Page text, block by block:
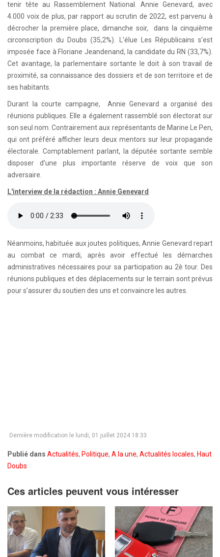
tenir tête au Rassemblement National. Annie Genevard, avec
4.000 voix de plus, par rapport au scrutin de 2022, est parvenu à
décrocher la première place, dimanche soir, dans la cinquième
circonscription du Doubs (35,2%). L’élue Les Républicains s’est
imposée face à Floriane Jeandenand, la candidate du RN (33,7%).
Cet avantage, la parlementaire sortante le doit à son travail de
proximité, sa connaissance des dossiers et de son territoire et de
ses habitants.
Durant la courte campagne, Annie Genevard a organisé des
réunions publiques. Elle a également rassemblé son électorat sur
son seul nom. Contrairement aux représentants de Marine Le Pen,
qui ont préféré afficher leurs deux mentors sur leur propagande
électorale. Comptablement parlant, la députée sortante semble
disposer d’une plus importante réserve de voix que son
adversaire.
L'interview de la rédaction : Annie Genevard
Néanmoins, habituée aux joutes politiques, Annie Genevard repart
au combat ce mardi, après avoir effectué les démarches
administratives nécessaires pour sa participation au 2è tour. Des
réunions publiques et des déplacements sur le terrain sont prévus
pour s’assurer du soutien des uns et convaincre les autres.
Dernière modification le lundi, 01 juillet 2024 18:33
Publié dans Actualités, Politique, A la une, Actualités locales, Haut
Doubs
Ces articles peuvent vous intéresser